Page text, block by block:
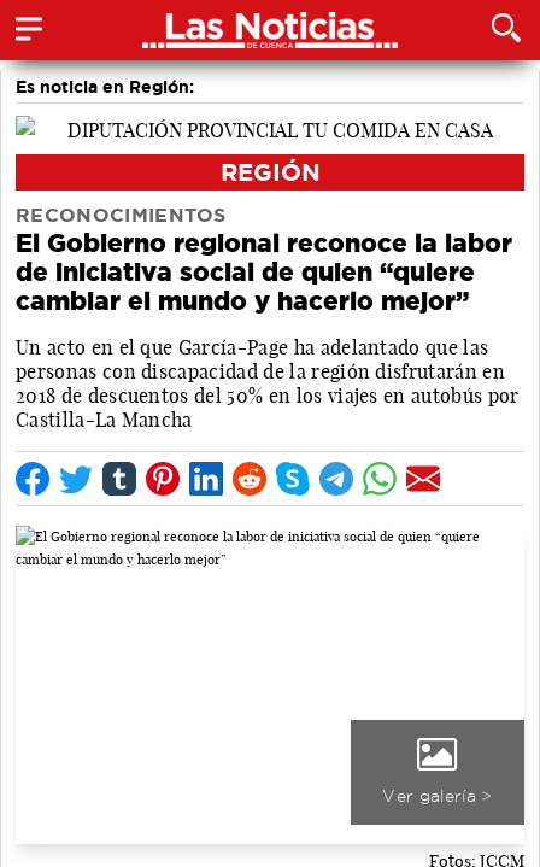
Es noticia en Región:
REGIÓN
RECONOCIMIENTOS
El Gobierno regional reconoce la labor
de iniciativa social de quien “quiere
cambiar el mundo y hacerlo mejor”
Un acto en el que García-Page ha adelantado que las
personas con discapacidad de la región disfrutarán en
2018 de descuentos del 50% en los viajes en autobús por
Castilla-La Mancha
Ver galería >
Fotos: JCCM